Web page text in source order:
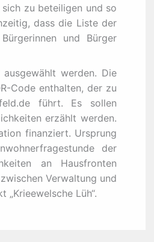
zu beteiligen und so
dass die Liste der
und Bürger
ausgewählt werden. Die
Code enthalten, der zu
führt. Es sollen
erzählt werden.
finanziert. Ursprung
der
an Hausfronten
Verwaltung und
Lüh“.